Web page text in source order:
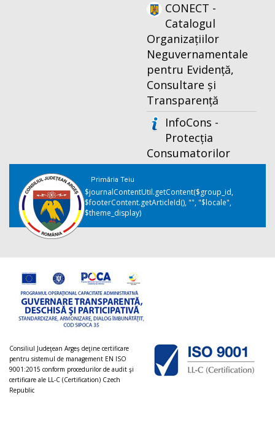
CONECT -
Catalogul
Organizațiilor
Neguvernamentale
pentru Evidență,
Consultare și
Transparență
InfoCons -
Protecția
Consumatorilor
Primăria Teiu
$journalContentUtil.getContent($group_id,
$footerContent.getArticleId(), "", "$locale",
$theme_display)
Consiliul Judeţean Argeș deţine certificare
pentru sistemul de management EN ISO
9001:2015 conform procedurilor de audit şi
certificare ale LL-C (Certification) Czech
Republic